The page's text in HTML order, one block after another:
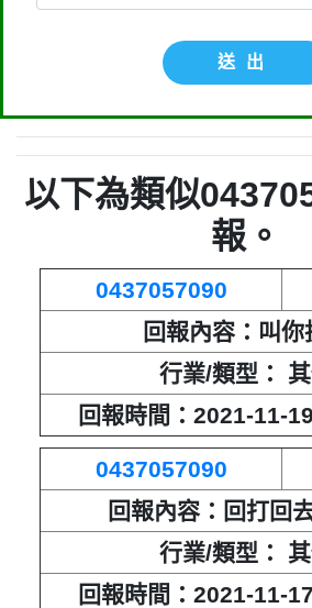
匿名：
行業/類型：
回報時間：2021-04-
回報內容：響兩下
行業/類型：
回報時間：2021-04-
匿名：
回報內容：接了
行業/類型：
回報時間：2021-04-
送出
以下為類似
報。
0437057090
回報內容：叫你
行業/類型：
回報時間：2021-11-
0437057090
回報內容：回打回
行業/類型：
回報時間：2021-11-